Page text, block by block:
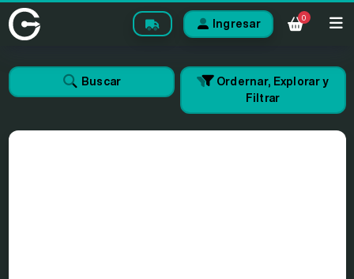
Ingresar
0
Buscar
Ordernar, Explorar y
Filtrar